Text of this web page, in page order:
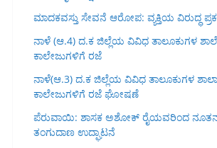
ಮಾದಕವಸ್ತು ಸೇವನೆ ಆರೋಪ: ವ್ಯಕ್ತಿಯ ವಿರುದ್ಧ
ನಾಳೆ (ಆ.4) ದ.ಕ ಜಿಲ್ಲೆಯ ವಿವಿಧ ತಾಲೂಕುಗಳ
ಕಾಲೇಜುಗಳಿಗೆ ರಜೆ
ನಾಳೆ(ಆ.3) ದ.ಕ ಜಿಲ್ಲೆಯ ವಿವಿಧ ತಾಲೂಕುಗಳ ಶಾಲಾ
ಕಾಲೇಜುಗಳಿಗೆ ರಜೆ ಘೋಷಣೆ
ಪೆರುವಾಯಿ: ಶಾಸಕ ಅಶೋಕ್ ರೈಯವರಿಂದ ನೂತನ
ತಂಗುದಾಣ ಉದ್ಘಾಟನೆ